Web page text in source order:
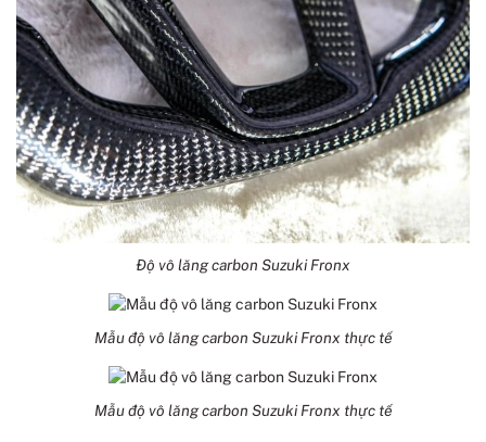
Độ vô lăng carbon Suzuki Fronx
Mẫu độ vô lăng carbon Suzuki Fronx thực tế
Mẫu độ vô lăng carbon Suzuki Fronx thực tế